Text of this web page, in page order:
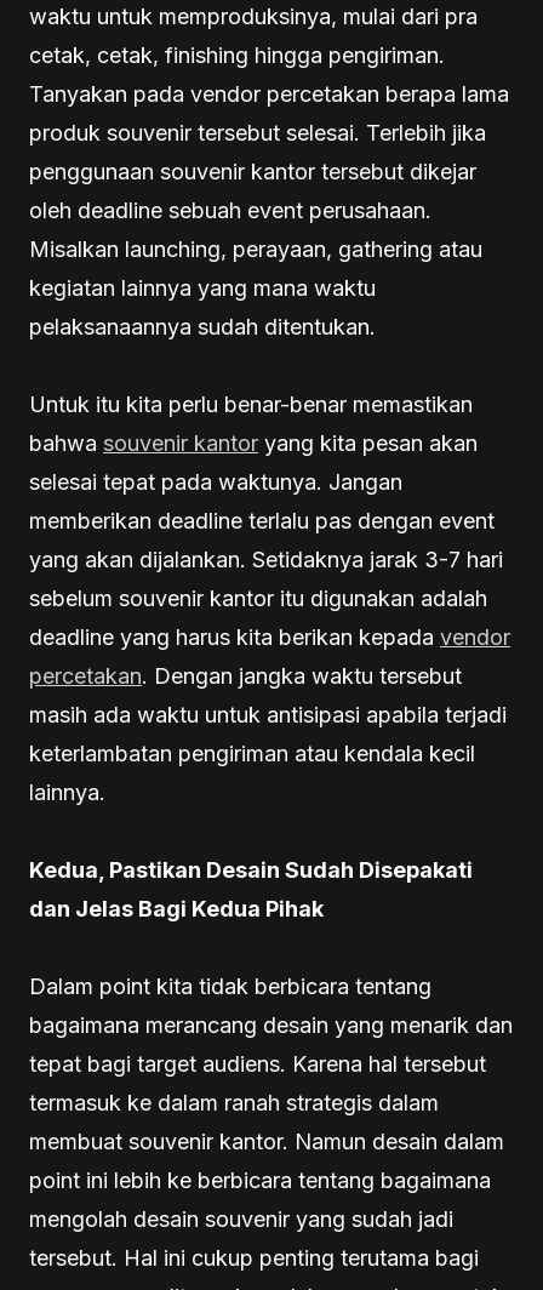
waktu untuk memproduksinya, mulai dari pra
cetak, cetak, finishing hingga pengiriman.
Tanyakan pada vendor percetakan berapa lama
produk souvenir tersebut selesai. Terlebih jika
penggunaan souvenir kantor tersebut dikejar
oleh deadline sebuah event perusahaan.
Misalkan launching, perayaan, gathering atau
kegiatan lainnya yang mana waktu
pelaksanaannya sudah ditentukan.
Untuk itu kita perlu benar-benar memastikan
bahwa souvenir kantor yang kita pesan akan
selesai tepat pada waktunya. Jangan
memberikan deadline terlalu pas dengan event
yang akan dijalankan. Setidaknya jarak 3-7 hari
sebelum souvenir kantor itu digunakan adalah
deadline yang harus kita berikan kepada vendor
percetakan. Dengan jangka waktu tersebut
masih ada waktu untuk antisipasi apabila terjadi
keterlambatan pengiriman atau kendala kecil
lainnya.
Kedua, Pastikan Desain Sudah Disepakati
dan Jelas Bagi Kedua Pihak
Dalam point kita tidak berbicara tentang
bagaimana merancang desain yang menarik dan
tepat bagi target audiens. Karena hal tersebut
termasuk ke dalam ranah strategis dalam
membuat souvenir kantor. Namun desain dalam
point ini lebih ke berbicara tentang bagaimana
mengolah desain souvenir yang sudah jadi
tersebut. Hal ini cukup penting terutama bagi